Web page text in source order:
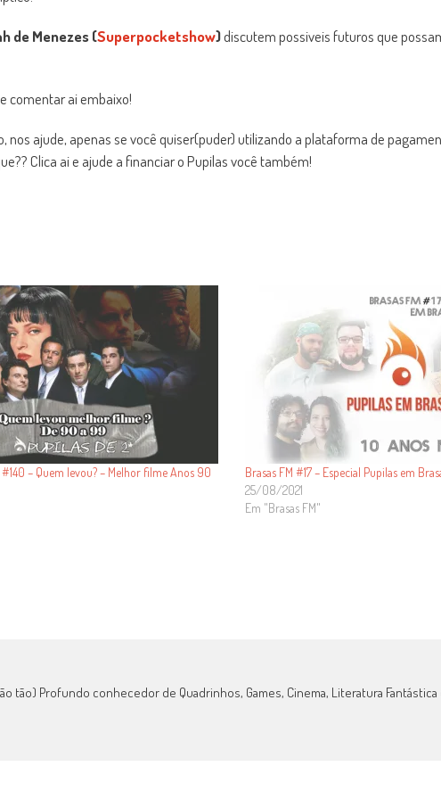
de Menezes (Superpocketshow)discutem possiveis futuros que
comentar ai embaixo!
ajude, apenas se você quiser(puder) utilizando a plataforma de
Clica ai e ajude a financiar o Pupilas você também!
– Quem levou? – Melhor filme Anos 90
Brasas FM #17 – Especial Pupilas em
25/08/2021
Em "Brasas FM"
tão) Profundo conhecedor de Quadrinhos, Games, Cinema, Literatura